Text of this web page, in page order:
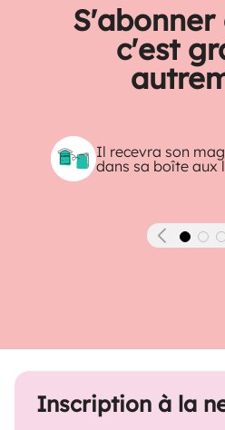
S'abonner
c'est
Il recevra son
dans sa boîte aux
Inscription à la